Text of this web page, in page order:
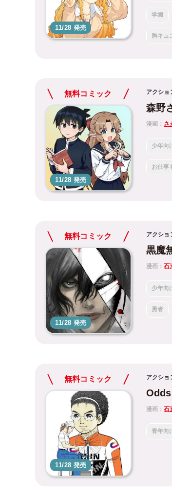
11/28 発売
学園
胸キュ
無料コミック
11/28 発売
アクショ
森野
漫画： さ
少年向
お仕事
無料コミック
11/28 発売
アクショ
黒魔
漫画：石
少年向
勇者
無料コミック
11/28 発売
アクショ
漫画：石
青年向